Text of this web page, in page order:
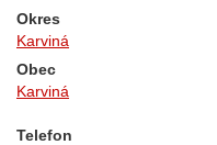
Okres
Karviná
Obec
Karviná
Telefon